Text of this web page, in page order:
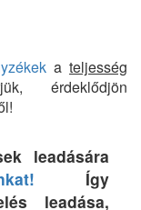
ateljesség
érdeklődjön
leadására
Így
leadása,